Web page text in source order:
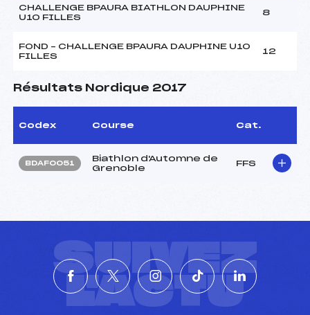
CHALLENGE BPAURA BIATHLON DAUPHINE
U10 FILLES
8
FOND – CHALLENGE BPAURA DAUPHINE U10
FILLES
12
Résultats Nordique 2017
Codex Course Cat.
BDAF0051
Biathlon d'Automne de
Grenoble
FFS
SUIVEZ
L'ACTU